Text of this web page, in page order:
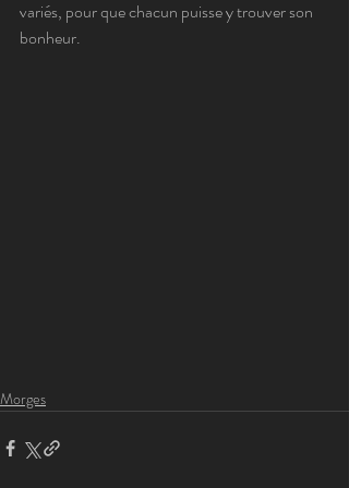
variés, pour que chacun puisse y trouver son
bonheur.
Morges